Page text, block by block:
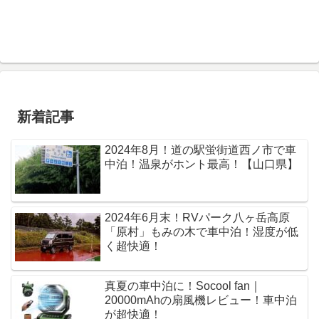
新着記事
2024年8月！道の駅蛍街道西ノ市で車
中泊！温泉がホント最高！【山口県】
2024年6月末！RVパーク八ヶ岳高原
「原村」もみの木で車中泊！湿度が低
く超快適！
真夏の車中泊に！Socool fan｜
20000mAhの扇風機レビュー！車中泊
が超快適！